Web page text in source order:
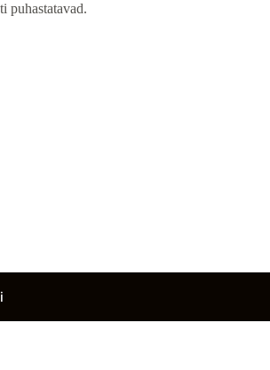
puhastatavad.